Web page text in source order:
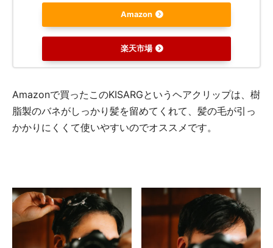
Amazon
楽天市場
Amazonで買ったこのKISARGというヘアクリップは、樹
脂製のバネがしっかり髪を留めてくれて、髪の毛が引っ
かかりにくくて使いやすいのでオススメです。